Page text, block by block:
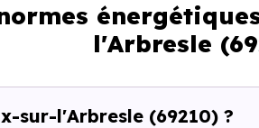
…
qui se construit
l'Arbresle
sur-l'Arbresle (69210) ?